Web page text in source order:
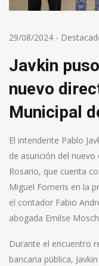
29/08/2024 -
Javkin
nuevo
Municipal
El intendente Pablo
de asunción del
Rosario, que cuenta
Miguel Forneris en la
el contador Fabio
abogada Emilse
Durante el encuentro
bancaria pública,